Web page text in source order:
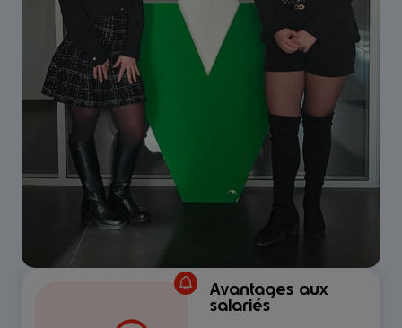
Avantages aux
salariés